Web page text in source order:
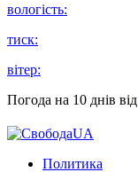
вологість:
тиск:
вітер:
Погода на 10 днів від
Политика